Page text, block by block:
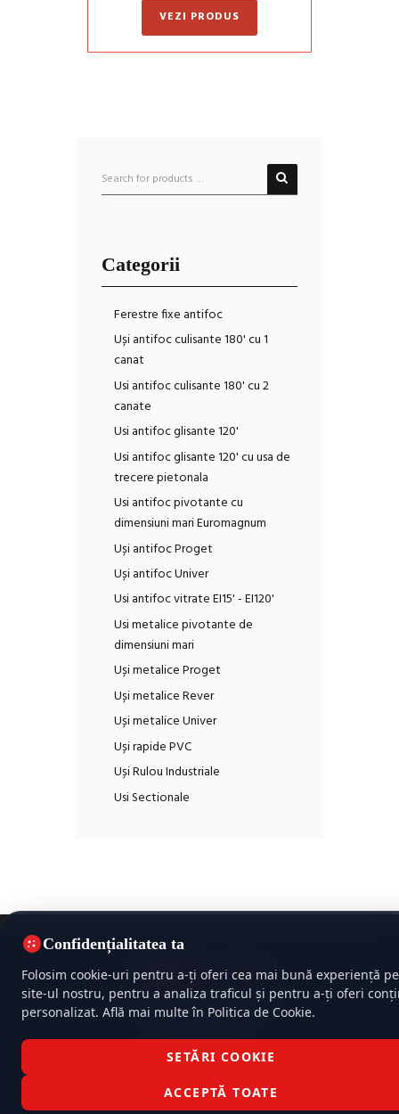
din 5
VEZI PRODUS
Categorii
Ferestre fixe antifoc
Uși antifoc culisante 180' cu 1
canat
Usi antifoc culisante 180' cu 2
canate
Usi antifoc glisante 120'
Usi antifoc glisante 120' cu usa de
trecere pietonala
Usi antifoc pivotante cu
dimensiuni mari Euromagnum
Uși antifoc Proget
Uși antifoc Univer
Usi antifoc vitrate EI15' - EI120'
Usi metalice pivotante de
dimensiuni mari
Uși metalice Proget
Uși metalice Rever
Uși metalice Univer
Uși rapide PVC
Uși Rulou Industriale
Usi Sectionale
Politica de confidențialitate
Politica cookie
Termeni și condiții
TehnoIsoFire © 2026 Toate drepturile rezervate |
Dezvoltat cu♥XHOUSE
Confidențialitatea ta
Folosim cookie-uri pentru a-ți oferi cea mai bună experiență pe
site-ul nostru, pentru a analiza traficul și pentru a-ți oferi
personalizat. Află mai multe în Politica de Cookie.
SETĂRI COOKIE
ACCEPTĂ TOATE